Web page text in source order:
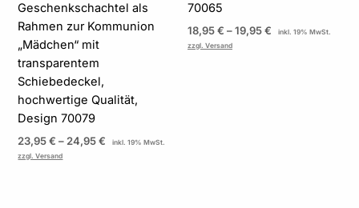
Geschenkschachtel als
Rahmen zur Kommunion
„Mädchen“ mit
transparentem
Schiebedeckel,
hochwertige Qualität,
Design 70079
23,95€ – 24,95€
inkl. 19% MwSt.
zzgl. Versand
70065
18,95€ –19,95€
inkl. 19% MwSt.
zzgl. Versand